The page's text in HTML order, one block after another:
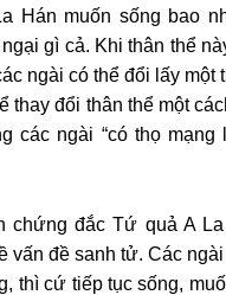
Hán muốn sống bao
gì cả. Khi thân thể
ngài có thể đổi lấy một
thay đổi thân thể một
các ngài “có thọ mạng
chứng đắc Tứ quả A
vấn đề sanh tử. Các
thì cứ tiếp tục sống,